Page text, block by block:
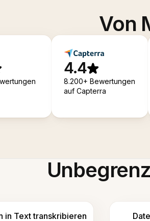
Von
4.4
8.200+ Bewertungen
auf Capterra
in Text transkribieren